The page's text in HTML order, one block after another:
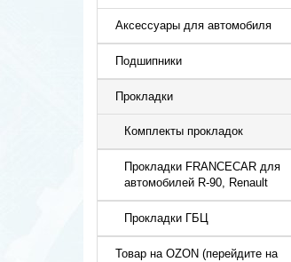
Аксессуары для автомобиля
Подшипники
Прокладки
Комплекты прокладок
Прокладки FRANCECAR для
автомобилей R-90, Renault
Прокладки ГБЦ
Товар на OZON (перейдите на